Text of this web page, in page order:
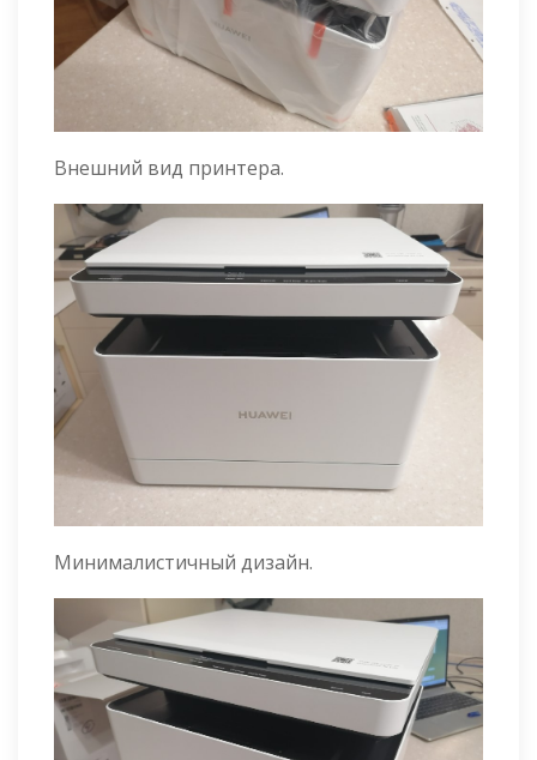
Внешний вид принтера.
Минималистичный дизайн.